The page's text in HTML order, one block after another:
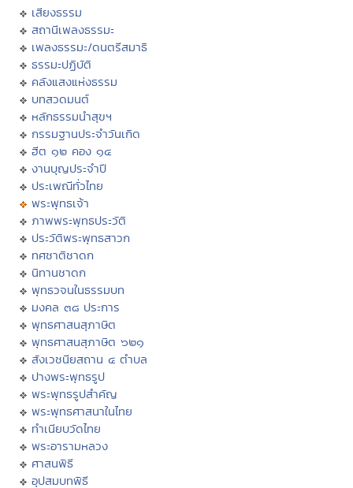
เสียงธรรม
สถานีเพลงธรรมะ
เพลงธรรมะ/ดนตรีสมาธิ
ธรรมะปฏิบัติ
คลังแสงแห่งธรรม
บทสวดมนต์
หลักธรรมนำสุขฯ
กรรมฐานประจำวันเกิด
ฮีต ๑๒ คอง ๑๔
งานบุญประจำปี
ประเพณีทั่วไทย
พระพุทธเจ้า
ภาพพระพุทธประวัติ
ประวัติพระพุทธสาวก
ทศชาติชาดก
นิทานชาดก
พุทธวจนในธรรมบท
มงคล ๓๘ ประการ
พุทธศาสนสุภาษิต
พุทธศาสนสุภาษิต ๖๒๑
สังเวชนียสถาน ๔ ตำบล
ปางพระพุทธรูป
พระพุทธรูปสำคัญ
พระพุทธศาสนาในไทย
ทำเนียบวัดไทย
พระอารามหลวง
ศาสนพิธี
อุปสมบทพิธี